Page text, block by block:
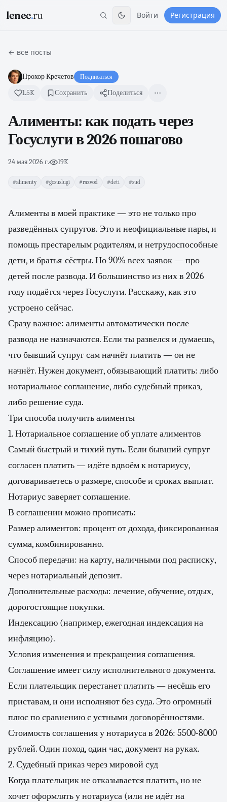
lenec.ru Войти Регистрация
← все посты
Прохор Кречетов Подписаться
1.5K Сохранить Поделиться
Алименты: как подать через
Госуслуги в 2026 пошагово
24 мая 2026 г.· 19K
#alimenty #gosuslugi #razvod #deti #sud
Алименты в моей практике — это не только про
разведённых супругов. Это и неофициальные пары, и
помощь престарелым родителям, и нетрудоспособные
дети, и братья-сёстры. Но 90% всех заявок — про
детей после развода. И большинство из них в 2026
году подаётся через Госуслуги. Расскажу, как это
устроено сейчас.
Сразу важное: алименты автоматически после
развода не назначаются. Если ты развелся и думаешь,
что бывший супруг сам начнёт платить — он не
начнёт. Нужен документ, обязывающий платить: либо
нотариальное соглашение, либо судебный приказ,
либо решение суда.
Три способа получить алименты
1. Нотариальное соглашение об уплате алиментов
Самый быстрый и тихий путь. Если бывший супруг
согласен платить — идёте вдвоём к нотариусу,
договариваетесь о размере, способе и сроках выплат.
Нотариус заверяет соглашение.
В соглашении можно прописать:
Размер алиментов: процент от дохода, фиксированная
сумма, комбинированно.
Способ передачи: на карту, наличными под расписку,
через нотариальный депозит.
Дополнительные расходы: лечение, обучение, отдых,
дорогостоящие покупки.
Индексацию (например, ежегодная индексация на
инфляцию).
Условия изменения и прекращения соглашения.
Соглашение имеет силу исполнительного документа.
Если плательщик перестанет платить — несёшь его
приставам, и они исполняют без суда. Это огромный
плюс по сравнению с устными договорённостями.
Стоимость соглашения у нотариуса в 2026: 5500-8000
рублей. Один поход, один час, документ на руках.
2. Судебный приказ через мировой суд
Когда плательщик не отказывается платить, но не
хочет оформлять у нотариуса (или не идёт на